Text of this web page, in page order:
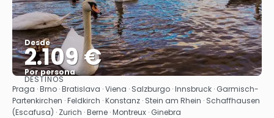
Desde
2.109 €
Por persona
Ver
DESTINOS
Praga · Brno · Bratislava · Viena · Salzburgo · Innsbruck · Garmisch-
Partenkirchen · Feldkirch · Konstanz · Stein am Rhein · Schaffhausen
(Escafusa) · Zurich · Berne · Montreux · Ginebra